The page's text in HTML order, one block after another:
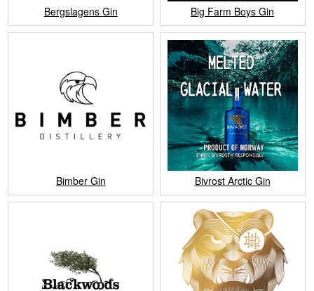
Bergslagens Gin Big Farm Boys Gin
Bimber Gin Bivrost Arctic Gin